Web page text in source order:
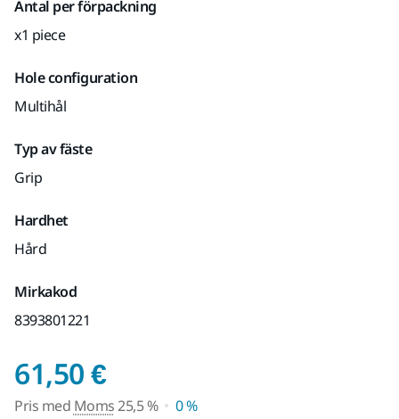
Antal per förpackning
x1 piece
Hole configuration
Multihål
Typ av fäste
Grip
Hardhet
Hård
Mirkakod
8393801221
61,50 €Pris med Moms 25,5
Pris med Moms25,5 %
0 %